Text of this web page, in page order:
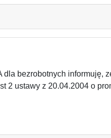
bezrobotnych informuję,
2 ustawy z 20.04.2004 o